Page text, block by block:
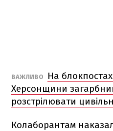
ВАЖЛИВО
На
Херсонщини
розстрілювати
Колаборантам